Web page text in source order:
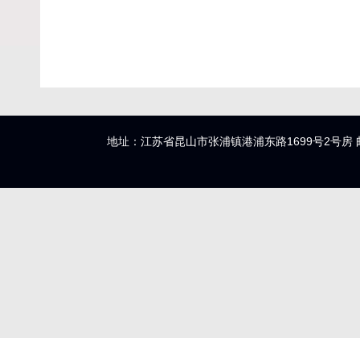
地址：江苏省昆山市张浦镇港浦东路1699号2号